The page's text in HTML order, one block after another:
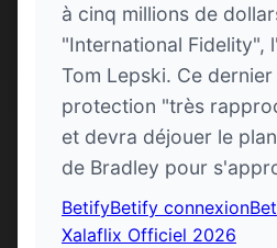
à cinq millions de
"International Fidelity",
Tom Lepski. Ce
protection "très
et devra déjouer le
de Bradley pour
BetifyBetify connexion
Xalaflix Officiel 2026